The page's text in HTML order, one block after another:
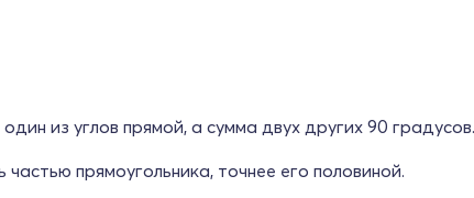
из углов прямой, а сумма двух других 90 градусов.
прямоугольника, точнее его половиной.